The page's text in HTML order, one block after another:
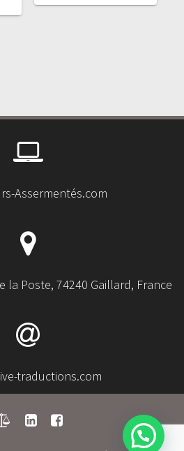
Assermentés.com
la Poste, 74240 Gaillard, France
traductions.com